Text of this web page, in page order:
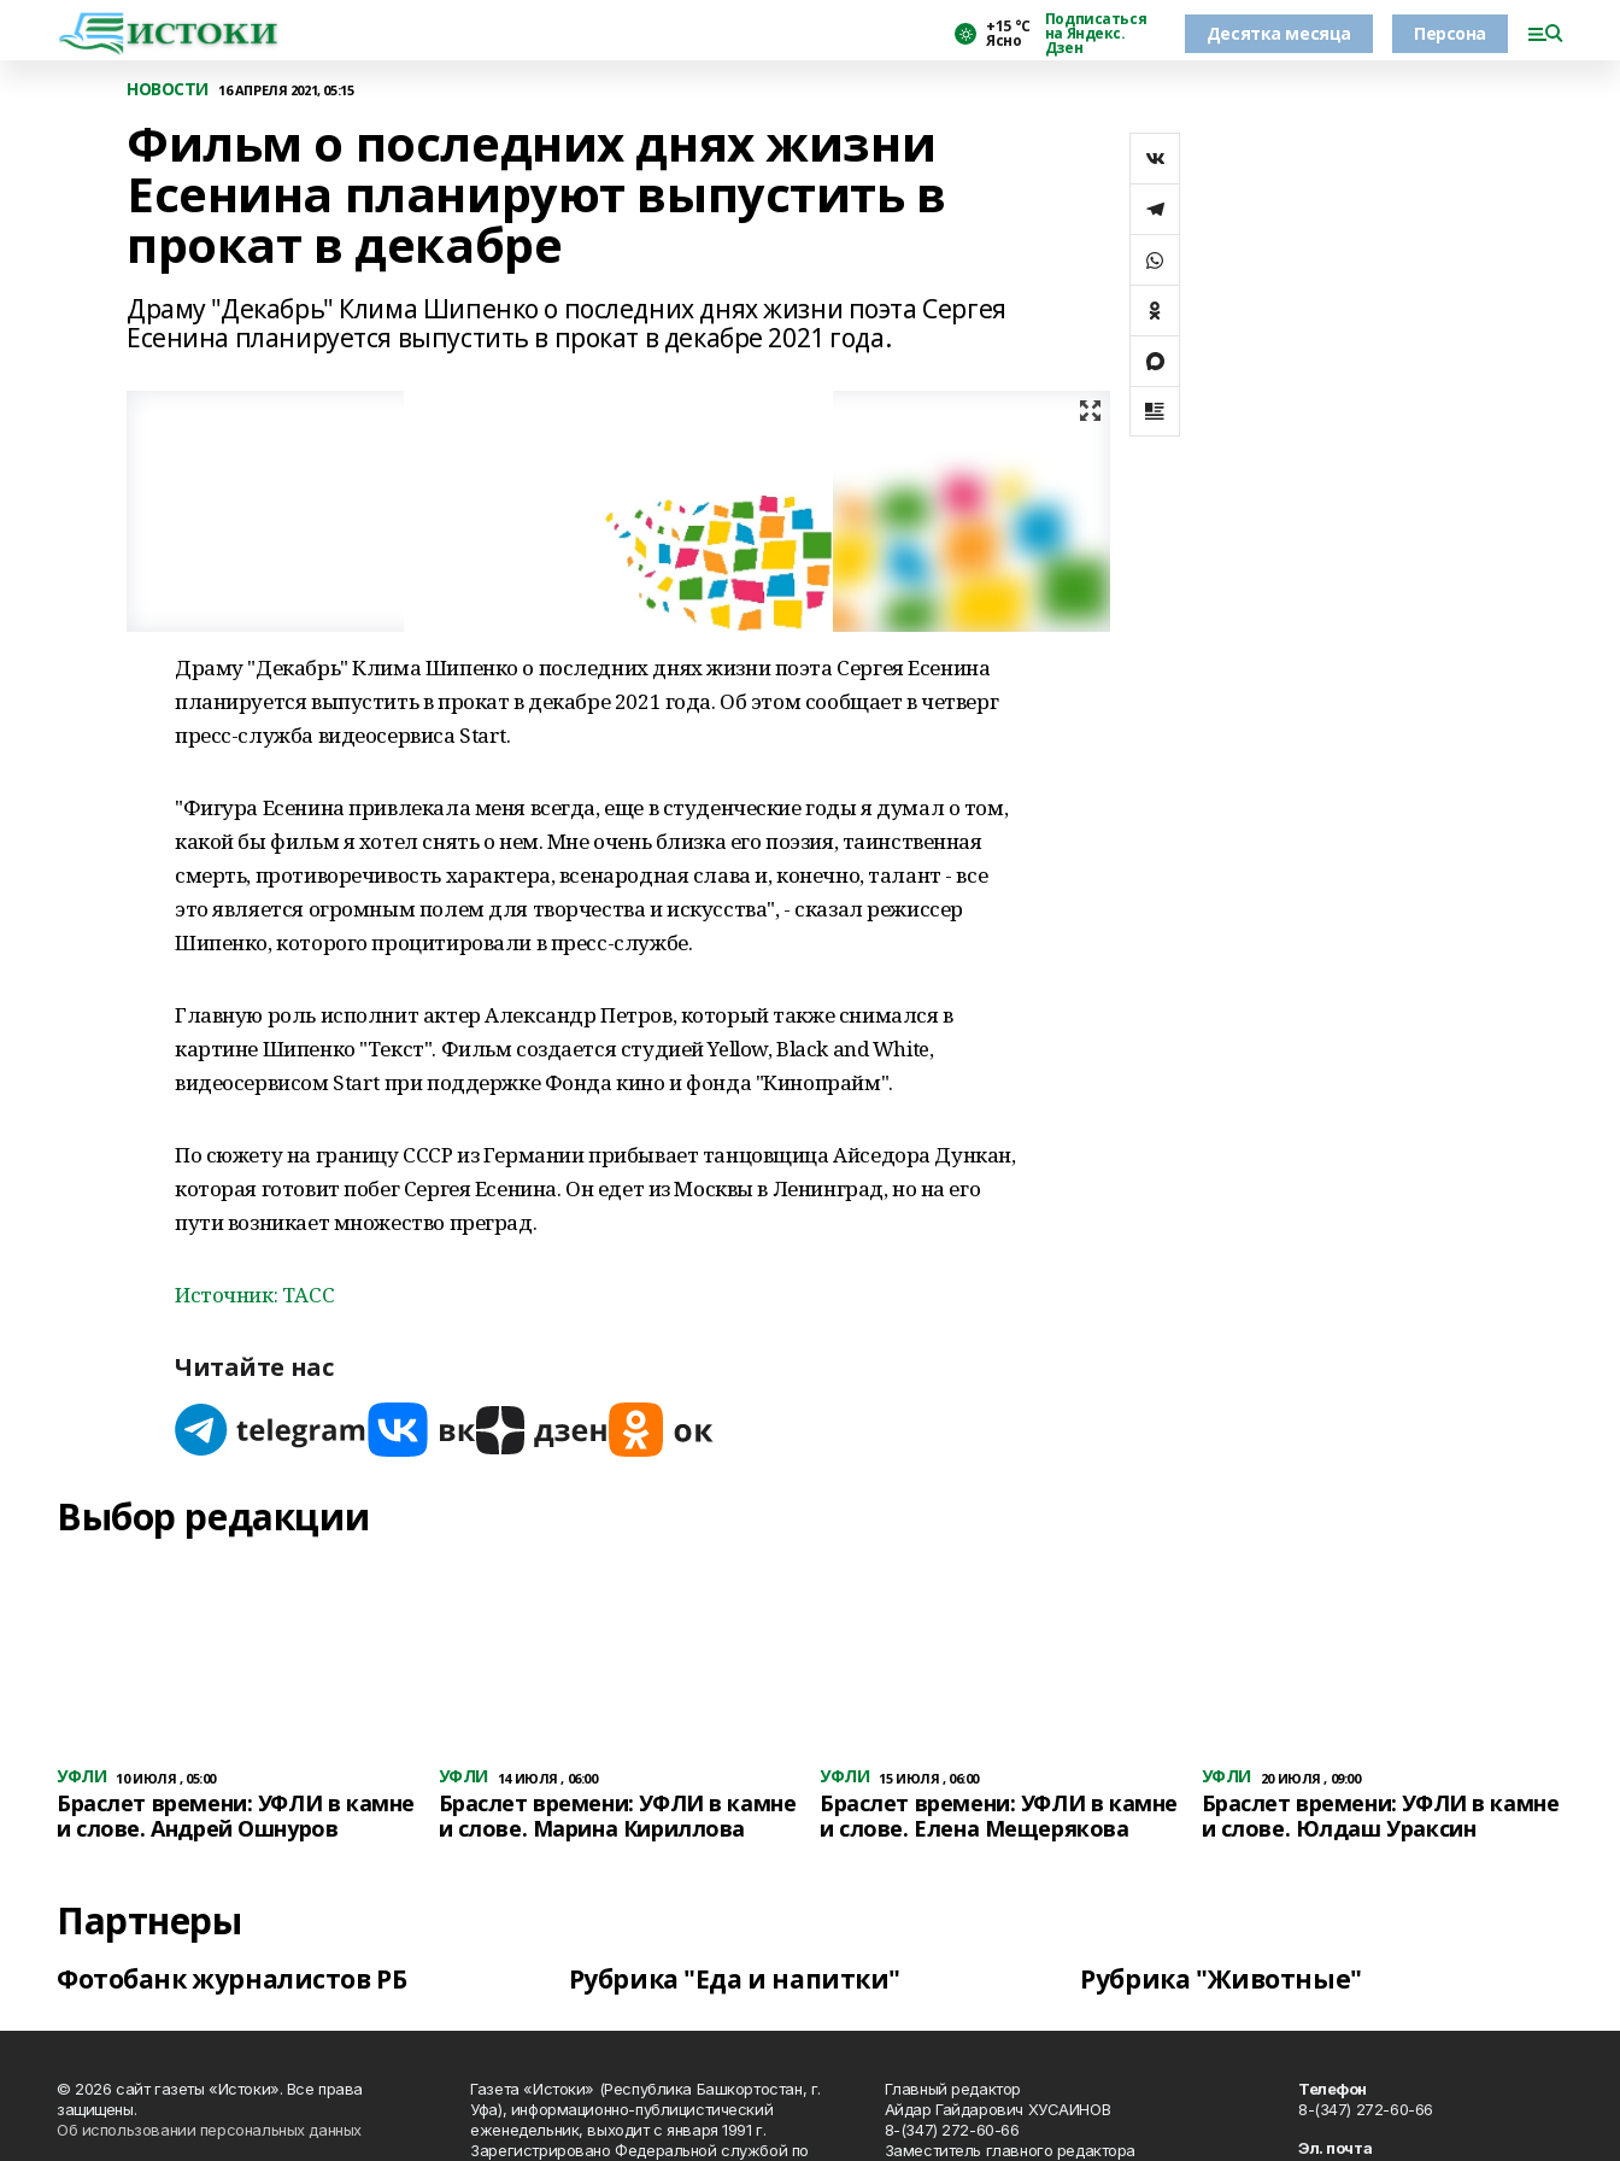
+15 °С
Ясно
Подписаться
на Яндекс.
Дзен
Десятка месяца Персона
НОВОСТИ 16 АПРЕЛЯ 2021, 05:15
Фильм о последних днях жизни
Есенина планируют выпустить в
прокат в декабре
Драму "Декабрь" Клима Шипенко о последних днях жизни поэта Сергея
Есенина планируется выпустить в прокат в декабре 2021 года.
Драму "Декабрь" Клима Шипенко о последних днях жизни поэта Сергея Есенина
планируется выпустить в прокат в декабре 2021 года. Об этом сообщает в четверг
пресс-служба видеосервиса Start.
"Фигура Есенина привлекала меня всегда, еще в студенческие годы я думал о том,
какой бы фильм я хотел снять о нем. Мне очень близка его поэзия, таинственная
смерть, противоречивость характера, всенародная слава и, конечно, талант - все
это является огромным полем для творчества и искусства", - сказал режиссер
Шипенко, которого процитировали в пресс-службе.
Главную роль исполнит актер Александр Петров, который также снимался в
картине Шипенко "Текст". Фильм создается студией Yellow, Black and White,
видеосервисом Start при поддержке Фонда кино и фонда "Кинопрайм".
По сюжету на границу СССР из Германии прибывает танцовщица Айседора Дункан,
которая готовит побег Сергея Есенина. Он едет из Москвы в Ленинград, но на его
пути возникает множество преград.
Источник: ТАСС
Читайте нас
Выбор редакции
УФЛИ 10 ИЮЛЯ , 05:00
Браслет времени: УФЛИ в камне
и слове. Андрей Ошнуров
УФЛИ 14 ИЮЛЯ , 06:00
Браслет времени: УФЛИ в камне
и слове. Марина Кириллова
УФЛИ 15 ИЮЛЯ , 06:00
Браслет времени: УФЛИ в камне
и слове. Елена Мещерякова
УФЛИ 20 ИЮЛЯ , 09:00
Браслет времени: УФЛИ в камне
и слове. Юлдаш Ураксин
Партнеры
Фотобанк журналистов РБ Рубрика "Еда и напитки" Рубрика "Животные"
© 2026 сайт газеты «Истоки». Все права
защищены.
Об использовании персональных данных
Газета «Истоки» (Республика Башкортостан, г.
Уфа), информационно-публицистический
еженедельник, выходит с января 1991 г.
Зарегистрировано Федеральной службой по
Главный редактор
Айдар Гайдарович ХУСАИНОВ
8-(347) 272-60-66
Заместитель главного редактора
Телефон
8-(347) 272-60-66
Эл. почта